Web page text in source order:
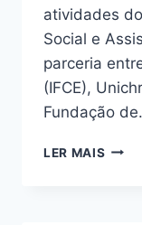
atividades
Social e
parceria
(IFCE),
Fundação
LER MAIS